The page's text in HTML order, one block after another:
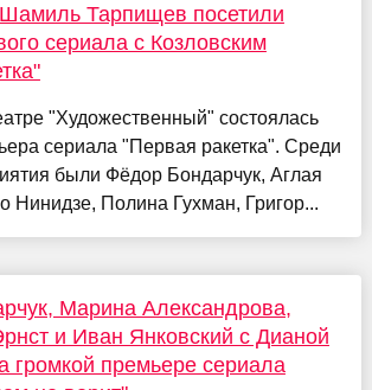
Тарпищев посетили
сериала с Козловским
"Художественный" состоялась
сериала "Первая ракетка". Среди
были Фёдор Бондарчук, Аглая
Нинидзе, Полина Гухман, Григор...
Марина Александрова,
и Иван Янковский с Дианой
громкой премьере сериала